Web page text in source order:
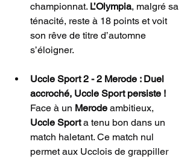
championnat. L’Olympia, malgré sa
ténacité, reste à 18 points et voit
son rêve de titre d’automne
s’éloigner.
Uccle Sport 2 - 2 Merode : Duel
accroché, Uccle Sport persiste !
Face à un Merode ambitieux,
Uccle Sport a tenu bon dans un
match haletant. Ce match nul
permet aux Ucclois de grappiller